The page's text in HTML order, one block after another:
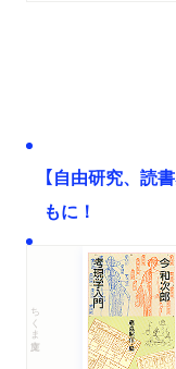
【自由研究、読
もに！
ちくま文庫